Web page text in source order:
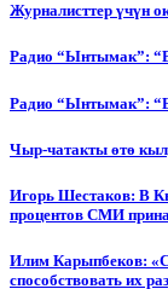
Журналисттер үчүн
Радио “Ынтымак”:
Радио “Ынтымак”:
Чыр-чатакты өтө
Игорь Шестаков: В
процентов СМИ
Илим Карыпбеков:
способствовать их